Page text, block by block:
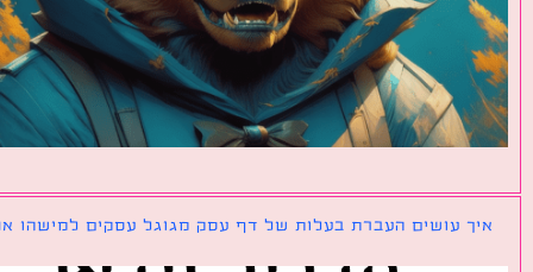
עושים העברת בעלות של דף עסק מגוגל עסקים למישהו אחר?